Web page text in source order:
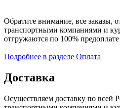
Обратите внимание, все заказы,
транспортными компаниями и
отгружаются по 100%
Подробнее в разделе Оплата
Доставка
Осуществляем доставку по всей